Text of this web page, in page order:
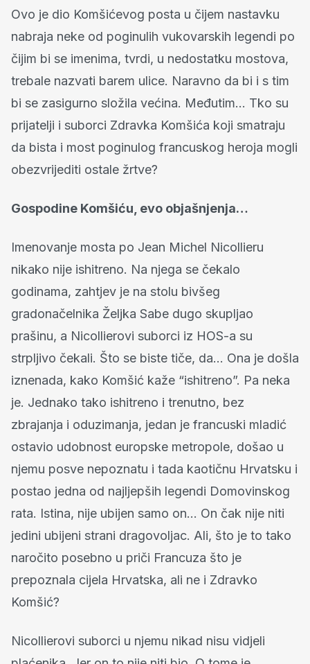
Ovo je dio Komšićevog posta u čijem nastavku
nabraja neke od poginulih vukovarskih legendi po
čijim bi se imenima, tvrdi, u nedostatku mostova,
trebale nazvati barem ulice. Naravno da bi i s tim
bi se zasigurno složila većina. Međutim… Tko su
prijatelji i suborci Zdravka Komšića koji smatraju
da bista i most poginulog francuskog heroja mogli
obezvrijediti ostale žrtve?
Gospodine Komšiću, evo objašnjenja…
Imenovanje mosta po Jean Michel Nicollieru
nikako nije ishitreno. Na njega se čekalo
godinama, zahtjev je na stolu bivšeg
gradonačelnika Željka Sabe dugo skupljao
prašinu, a Nicollierovi suborci iz HOS-a su
strpljivo čekali. Što se biste tiče, da… Ona je došla
iznenada, kako Komšić kaže “ishitreno”. Pa neka
je. Jednako tako ishitreno i trenutno, bez
zbrajanja i oduzimanja, jedan je francuski mladić
ostavio udobnost europske metropole, došao u
njemu posve nepoznatu i tada kaotičnu Hrvatsku i
postao jedna od najljepših legendi Domovinskog
rata. Istina, nije ubijen samo on… On čak nije niti
jedini ubijeni strani dragovoljac. Ali, što je to tako
naročito posebno u priči Francuza što je
prepoznala cijela Hrvatska, ali ne i Zdravko
Komšić?
Nicollierovi suborci u njemu nikad nisu vidjeli